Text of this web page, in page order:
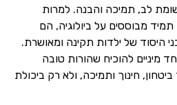
לב, תמיכה והבנה. למרות
מבוססים על ביולוגיה, הם
היסוד של ילדות תקינה ומאושרת.
מיניים להוכיח שהורות טובה
חינוך ותמיכה, ולא רק ביכולת